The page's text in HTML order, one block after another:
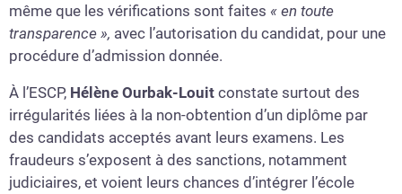
même que les vérifications sont faites « en toute
transparence », avec l’autorisation du candidat, pour une
procédure d’admission donnée.
À l’ESCP, Hélène Ourbak-Louit constate surtout des
irrégularités liées à la non-obtention d’un diplôme par
des candidats acceptés avant leurs examens. Les
fraudeurs s’exposent à des sanctions, notamment
judiciaires, et voient leurs chances d’intégrer l’école